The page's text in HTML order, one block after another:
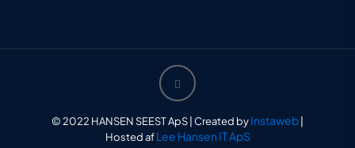
© 2022 HANSEN SEEST ApS | Created byInstaweb
Hosted afLee Hansen IT ApS